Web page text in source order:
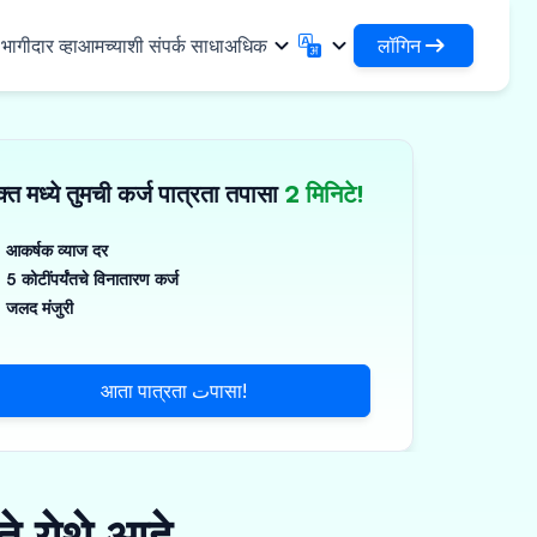
शेअर करा
आणि औद्योगिक रसायने
लहान उपकरणे
व्हाआमच्याशी संपर्क साधाअधिक
हिन्दी
தமிழ்
Tamil
తెలుగు
Telugu
বাংলা
മലയാളം
लॉगिन
DSA म्हणून लॉगिन करा
मध्ये तुमची कर्ज पात्रता तपासा 2 मिनिटे!
आकर्षक व्याज दर
5 कोटींपर्यंतचे विनातारण कर्ज
जलद मंजुरी
आता पात्रता تपासा!